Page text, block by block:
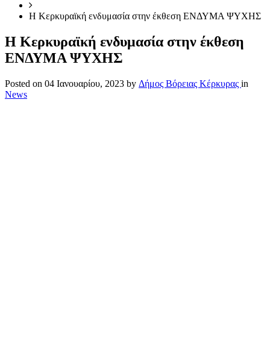
Η Κερκυραϊκή ενδυμασία στην έκθεση ΕΝΔΥΜΑ ΨΥΧΗΣ
Η Κερκυραϊκή ενδυμασία στην έκθεση
ΕΝΔΥΜΑ ΨΥΧΗΣ
Posted on 04 Ιανουαρίου, 2023 by Δήμος Βόρειας Κέρκυρας in
News